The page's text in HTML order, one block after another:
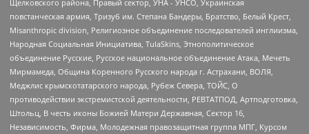
Щелковского района, Правый сектор, УНА - УНСО, Украинская
повстанческая армия, Тризуб им. Степана Бандеры, Братство, Белый Крест,
Misanthropic division, Религиозное объединение последователей инглиизма,
Народная Социальная Инициатива, TulaSkins, Этнополитическое
объединение Русские, Русское национальное объединение Атака, Мечеть
Мирмамеда, Община Коренного Русского народа г. Астрахани, ВОЛЯ,
Меджлис крымскотатарского народа, Рубеж Севера, ТОЙС, О
противодействии экстремистской деятельности, РЕВТАТПОД, Артподготовка,
Штольц, В честь иконы Божией Матери Державная, Сектор 16,
Независимость, Фирма, Молодежная правозащитная группа МПГ, Курсом